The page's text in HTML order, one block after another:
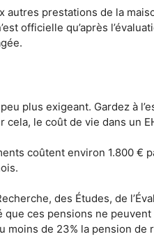
autres prestations de la
officielle qu’après
plus exigeant. Gardez à
le coût de vie dans un
coûtent environ 1.800 €
des Études, de
que ces pensions ne
moins de 23% la pension